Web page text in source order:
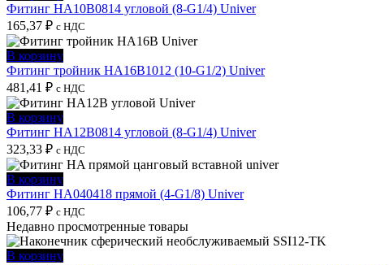
Фитинг HA10B0814 угловой (8-G1/4) Univer
165,37 ₽ с НДС
В корзину
Фитинг тройник HA16B1012 (10-G1/2) Univer
481,41 ₽ с НДС
В корзину
Фитинг HA12B0814 угловой (8-G1/4) Univer
323,33 ₽ с НДС
В корзину
Фитинг HA040418 прямой (4-G1/8) Univer
106,77 ₽ с НДС
Недавно просмотренные товары
В корзину